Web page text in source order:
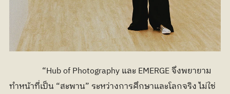
ทำหน้าที่เป็น “สะพาน” ระหว่างการศึกษาและโลกจริง ไม่ใช่